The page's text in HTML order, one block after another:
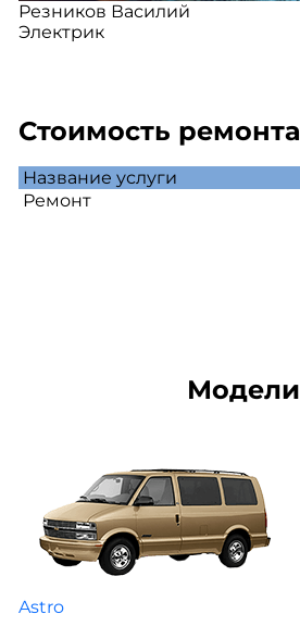
Резников Василий
Электрик
Стоимость ремонта
Название услуги
Ремонт
Модели
Astro